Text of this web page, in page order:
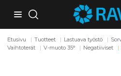
Etusivu Tuotteet Lastuava työstö
Vaihtoterät
V-muoto 35° Negatiiviset